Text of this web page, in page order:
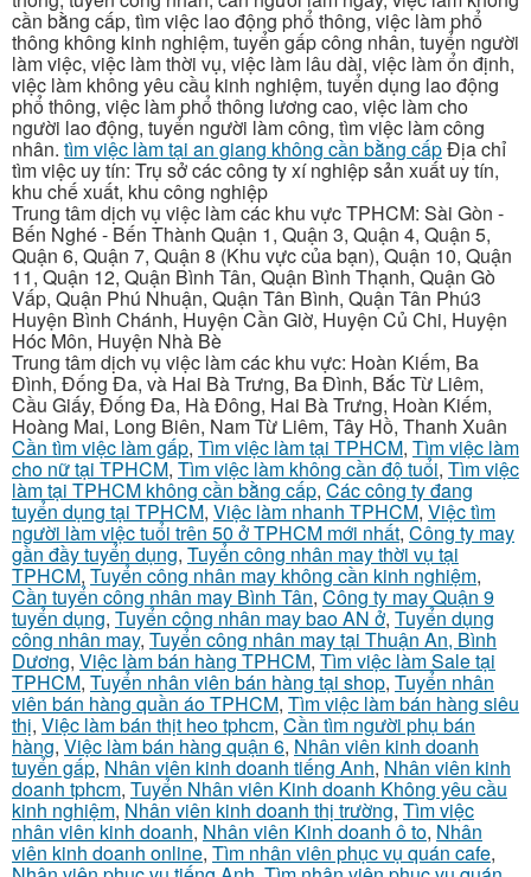
cần bằng cấp, tìm việc lao động phổ thông, việc làm phổ
thông không kinh nghiệm, tuyển gấp công nhân, tuyển người
làm việc, việc làm thời vụ, việc làm lâu dài, việc làm ổn định,
việc làm không yêu cầu kinh nghiệm, tuyển dụng lao động
phổ thông, việc làm phổ thông lương cao, việc làm cho
người lao động, tuyển người làm công, tìm việc làm công
nhân. tìm việc làm tại an giang không cần bằng cấpĐịa chỉ
tìm việc uy tín: Trụ sở các công ty xí nghiệp sản xuất uy tín,
khu chế xuất, khu công nghiệp
Trung tâm dịch vụ việc làm các khu vực TPHCM: Sài Gòn -
Bến Nghé - Bến Thành Quận 1, Quận 3, Quận 4, Quận 5,
Quận 6, Quận 7, Quận 8 (Khu vực của bạn), Quận 10, Quận
11, Quận 12, Quận Bình Tân, Quận Bình Thạnh, Quận Gò
Vấp, Quận Phú Nhuận, Quận Tân Bình, Quận Tân Phú3
Huyện Bình Chánh, Huyện Cần Giờ, Huyện Củ Chi, Huyện
Hóc Môn, Huyện Nhà Bè
Trung tâm dịch vụ việc làm các khu vực: Hoàn Kiếm, Ba
Đình, Đống Đa, và Hai Bà Trưng, Ba Đình, Bắc Từ Liêm,
Cầu Giấy, Đống Đa, Hà Đông, Hai Bà Trưng, Hoàn Kiếm,
Hoàng Mai, Long Biên, Nam Từ Liêm, Tây Hồ, Thanh Xuân
Cần tìm việc làm gấp, Tìm việc làm tại TPHCM, Tìm việc làm
cho nữ tại TPHCM, Tìm việc làm không cần độ tuổi, Tìm việc
làm tại TPHCM không cần bằng cấp, Các công ty đang
tuyển dụng tại TPHCM, Việc làm nhanh TPHCM, Việc tìm
người làm việc tuổi trên 50 ở TPHCM mới nhất, Công ty may
gần đầy tuyển dụng, Tuyển công nhân may thời vụ tại
TPHCM, Tuyển công nhân may không cần kinh nghiệm,
Cần tuyển công nhân may Bình Tân, Công ty may Quận 9
tuyển dụng, Tuyển công nhân may bao AN ở, Tuyển dụng
công nhân may, Tuyển công nhân may tại Thuận An, Bình
Dương, Việc làm bán hàng TPHCM, Tìm việc làm Sale tại
TPHCM, Tuyển nhân viên bán hàng tại shop, Tuyển nhân
viên bán hàng quần áo TPHCM, Tìm việc làm bán hàng siêu
thị, Việc làm bán thịt heo tphcm, Cần tìm người phụ bán
hàng, Việc làm bán hàng quận 6, Nhân viên kinh doanh
tuyển gấp, Nhân viên kinh doanh tiếng Anh, Nhân viên kinh
doanh tphcm, Tuyển Nhân viên Kinh doanh Không yêu cầu
kinh nghiệm, Nhân viên kinh doanh thị trường, Tìm việc
nhân viên kinh doanh, Nhân viên Kinh doanh ô to, Nhân
viên kinh doanh online, Tìm nhân viên phục vụ quán cafe,